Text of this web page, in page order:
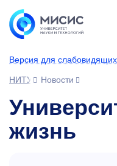
Версия для слабовидящих
НИТУ МИСИС
Новости
жизнь